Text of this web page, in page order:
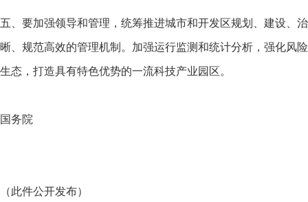
五、要加强领导和管理，统筹推进城市和开发区规划、建设、
晰、规范高效的管理机制。加强运行监测和统计分析，强化风
生态，打造具有特色优势的一流科技产业园区。
国务院
（此件公开发布）